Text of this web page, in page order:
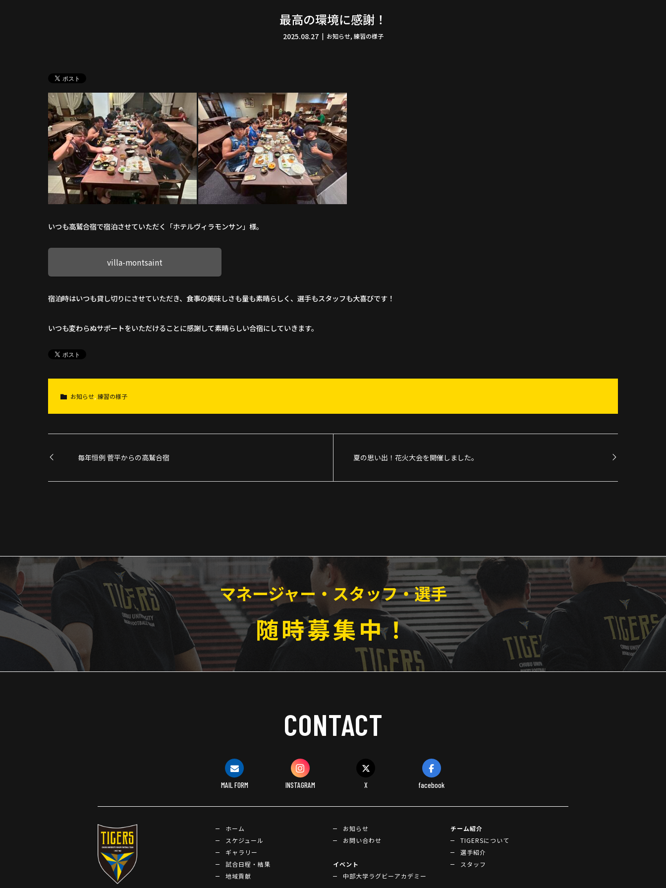
最高の環境に感謝！
2025.08.27 お知らせ, 練習の様子
いつも高鷲合宿で宿泊させていただく「ホテルヴィラモンサン」様。
villa-montsaint
宿泊時はいつも貸し切りにさせていただき、食事の美味しさも量も素晴らしく、選手もスタッフも大喜びです！
いつも変わらぬサポートをいただけることに感謝して素晴らしい合宿にしていきます。
お知らせ, 練習の様子
毎年恒例 菅平からの高鷲合宿 夏の思い出！花火大会を開催しました。
マネージャー・スタッフ・選手
随時募集中！
CONTACT
MAIL FORM INSTAGRAM X facebook
ホーム
スケジュール
ギャラリー
試合日程・結果
地域貢献
お知らせ
お問い合わせ
イベント
中部大学ラグビーアカデミー
チーム紹介
TIGERSについて
選手紹介
スタッフ